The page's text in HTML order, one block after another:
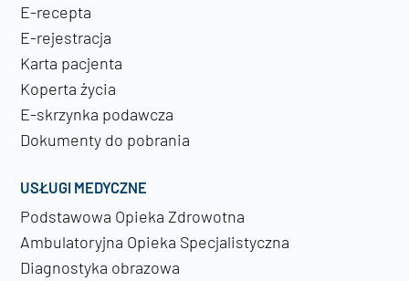
E-recepta
E-rejestracja
Karta pacjenta
Koperta życia
E-skrzynka podawcza
Dokumenty do pobrania
USŁUGI MEDYCZNE
Podstawowa Opieka Zdrowotna
Ambulatoryjna Opieka Specjalistyczna
Diagnostyka obrazowa